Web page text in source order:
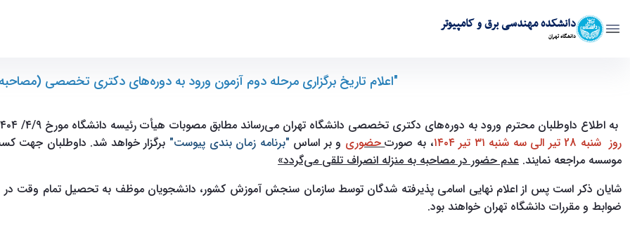
دانشکده مهندسی برق و کامپیوتر
دانشگاه تهران
"اعلام تاریخ برگزاری مرحله دوم آزمون ورود به دوره‌های دکتری تخصصی (مصاحبه) دانشگاه تهران" - ece- دانشکده مهندسی برق و کامپیوتر
"اعلام تاریخ برگزاری مرحله دوم آزمون ورود به دوره‌های دکتری تخصصی
به اطلاع داوطلبان محترم ورود به دوره‌های دکتری تخصصی دانشگاه تهران می‌رساند مطابق مصوبات هیأت رئیسه دانشگاه مورخ ۴/۹/ ۱۴۰۴، مرحله دوم آزمون (مصاحبه‌ها دانشکده مهندسی برق و کامپیوتر) از
روز شنبه 28 تیر الی سه شنبه ۳۱ تیر ۱۴۰۴ ، به صورت حضوری و بر اساس "برنامه زمان بندی پیوست" برگزار خواهد شد. داوطلبان جهت
‏موسسه‬ مراجعه نمایند. عدم حضور در مصاحبه به منزله انصراف تلقیمی‌گردد»
شایان ذکر است پس از اعلام نهایی اسامی پذیرفته شدگان توسط سازمان سنجش آموزش کشور، دانشجویان موظف به تحصیل تمام
ضوابط و مقررات دانشگاه تهران خواهند بود.